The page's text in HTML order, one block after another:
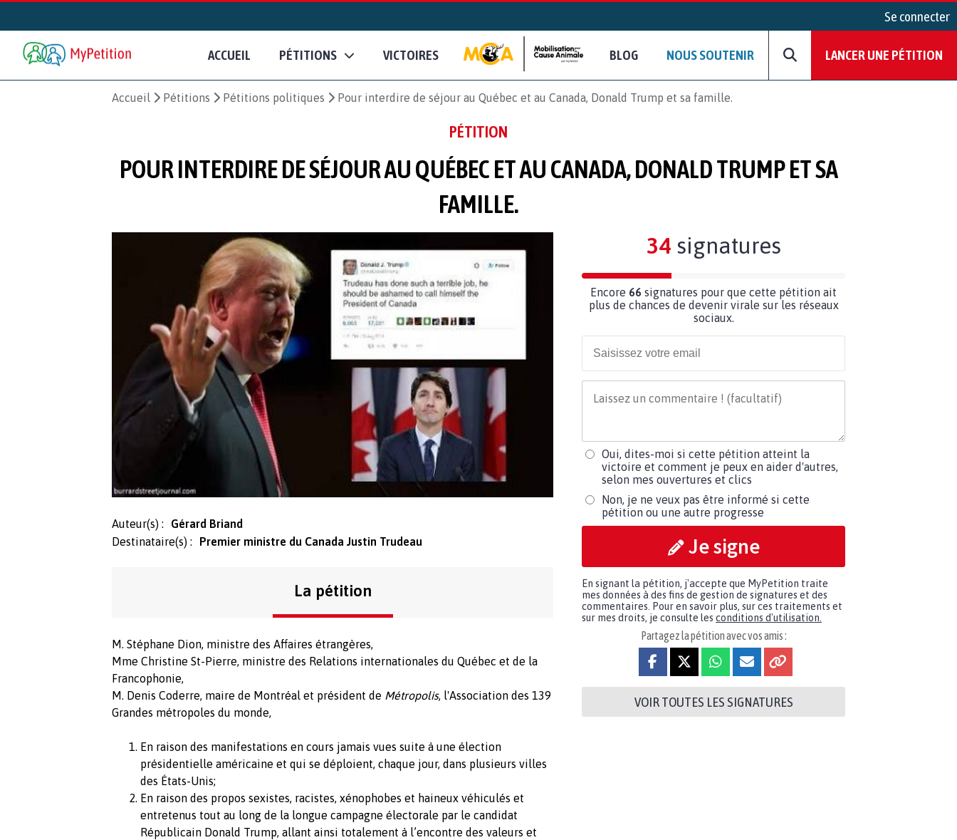
Se connecter
ACCUEIL PÉTITIONS VICTOIRES BLOG NOUS SOUTENIR LANCER UNE PÉTITION
Accueil Pétitions Pétitions politiques Pour interdire de séjour au Québec et au Canada, Donald Trump et sa famille.
PÉTITION
POUR INTERDIRE DE SÉJOUR AU QUÉBEC ET AU CANADA, DONALD TRUMP ET SA
FAMILLE.
Auteur(s) :
Gérard Briand
Destinataire(s) :
Premier ministre du Canada Justin Trudeau
La pétition
M. Stéphane Dion, ministre des Affaires étrangères,
Mme Christine St-Pierre, ministre des Relations internationales du Québec et de la
Francophonie,
M. Denis Coderre, maire de Montréal et président de Métropolis, l'Association des 139
Grandes métropoles du monde,
En raison des manifestations en cours jamais vues suite à une élection
présidentielle américaine et qui se déploient, chaque jour, dans plusieurs villes
des États-Unis;
En raison des propos sexistes, racistes, xénophobes et haineux véhiculés et
entretenus tout au long de la longue campagne électorale par le candidat
Républicain Donald Trump, allant ainsi totalement à l’encontre des valeurs et
34signatures
Encore 66 signatures pour que cette pétition ait
plus de chances de devenir virale sur les réseaux
sociaux.
Oui, dites-moi si cette pétition atteint la
victoire et comment je peux en aider d'autres,
selon mes ouvertures et clics
Non, je ne veux pas être informé si cette
pétition ou une autre progresse
Je signe
En signant la pétition, j'accepte que MyPetition traite
mes données à des fins de gestion de signatures et des
commentaires. Pour en savoir plus, sur ces traitements et
sur mes droits, je consulte les conditions d'utilisation.
Partagez la pétition avec vos amis :
VOIR TOUTES LES SIGNATURES